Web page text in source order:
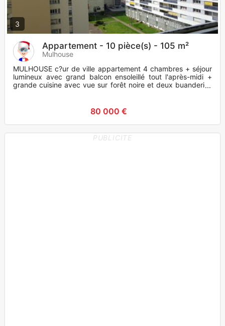
3
Appartement - 10 pièce(s) - 105 m²
Mulhouse
MULHOUSE c?ur de ville appartement 4 chambres + séjour
lumineux avec grand balcon ensoleillé tout l'après-midi +
grande cuisine avec vue sur forêt noire et deux buanderies
80 000 €
PUBLICITE